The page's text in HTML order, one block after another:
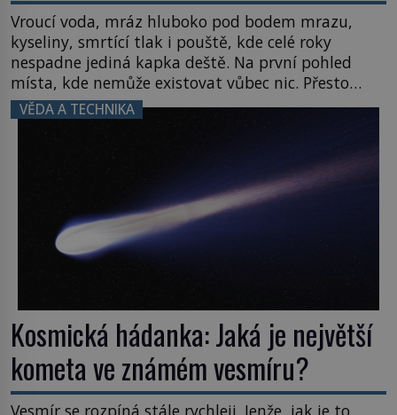
Vroucí voda, mráz hluboko pod bodem mrazu,
kyseliny, smrtící tlak i pouště, kde celé roky
nespadne jediná kapka deště. Na první pohled
místa, kde nemůže existovat vůbec nic. Přesto
právě tady vědci objevují organismy, které
posouvají hranice života. Každý nový nález mění
naše představy o tom, co všechno dokáže příroda a
napovídá, kde bychom jednou […]
VĚDA A TECHNIKA
Kosmická hádanka: Jaká je největší
kometa ve známém vesmíru?